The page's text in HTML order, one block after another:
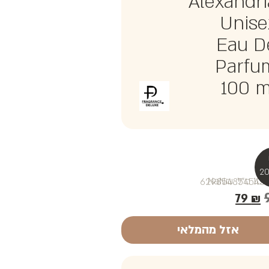
Eau
100
₪NaN
79 ₪
אזל מהמלאי